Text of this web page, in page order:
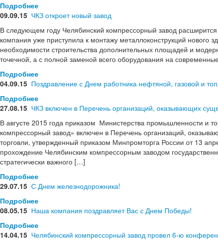
Подробнее
09.09.15 ЧКЗ откроет новый завод
В следующем году Челябинский компрессорный завод
компания уже приступила к монтажу металлоконструкций нового
необходимости строительства дополнительных площадей и
точечной, а с полной заменой всего оборудования на
Подробнее
04.09.15 Поздравление с Днем работника нефтяной, газовой и
Подробнее
27.08.15 ЧКЗ включен в Перечень организаций, оказывающих
В августе 2015 года приказом Министерства промышленности и
компрессорный завод» включен в Перечень организаций,
торговли, утвержденный приказом Минпромторга России от 13
прохождение Челябинским компрессорным заводом
стратегически важного […]
Подробнее
29.07.15 С Днем железнодорожника!
Подробнее
08.05.15 Наша компания поздравляет Вас с Днем Победы!
Подробнее
14.04.15 Челябинский компрессорный завод провел 6-ю